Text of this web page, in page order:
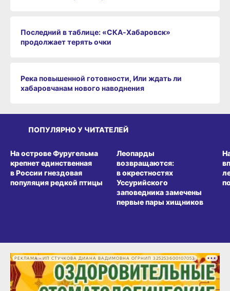
Последний в таблице: «СКА‑Хабаровск»
продолжает терять очки
Река повышенной готовности, Или ждать ли
хабаровчанам нового наводнения
ПОПУЛЯРНО У ЧИТАТЕЛЕЙ
На острове Фуругельма
крепнет единственная
в России гнездовая
популяция редкой птицы
Леопарды
возвращаются:
в окрестностях
Уссурийского
заповедника замечены
первые пары хищников
РЕКЛАМА • ИП СТУЧКОВА ДИАНА ВАДИМОВНА ОГРНИП 325253600107053